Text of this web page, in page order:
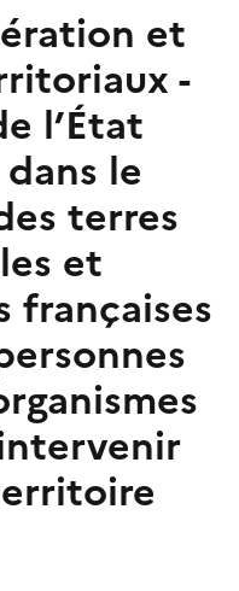
et
-
l’État
le
terres
et
françaises